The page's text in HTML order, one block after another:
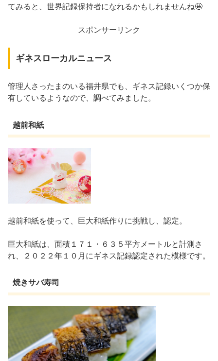
てみると、世界記録保持者になれるかもしれませんね🤩
スポンサーリンク
ギネスローカルニュース
管理人さったまのいる福井県でも、ギネス記録いくつか保
有しているようなので、調べてみました。
越前和紙
越前和紙を使って、巨大和紙作りに挑戦し、認定。
巨大和紙は、面積１７１・６３５平方メートルと計測さ
れ、２０２２年１０月にギネス記録認定された模様です。
焼きサバ寿司